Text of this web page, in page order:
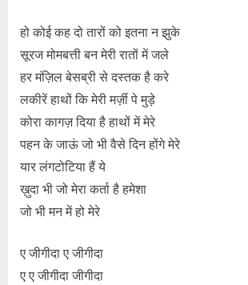
हो कोई कह दो तारों को इतना न झुके
सूरज मोमबत्ती बन मेरी रातों में जले
हर मंज़िल बेसब्री से दस्तक है करे
लकीरें हाथों कि मेरी मर्ज़ी पे मुड़े
कोरा कागज़ दिया है हाथों में मेरे
पहन के जाऊं जो भी वैसे दिन होंगे मेरे
यार लंगटोटिया हैं ये
ख़ुदा भी जो मेरा कर्ता है हमेशा
जो भी मन में हो मेरे
ए जीगीदा ए जीगीदा
ए ए जीगीदा जीगीदा